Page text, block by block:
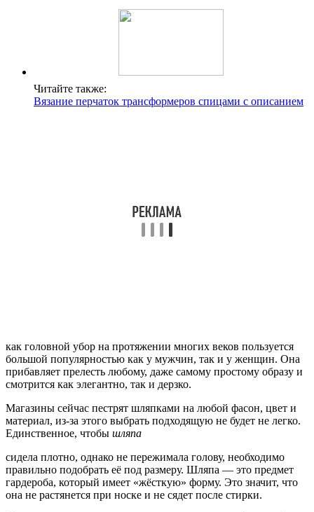
Читайте также:
Вязание перчаток трансформеров спицами с описанием
как головной убор на протяжении многих веков пользуется
большой популярностью как у мужчин, так и у женщин. Она
прибавляет прелесть любому, даже самому простому образу и
смотрится как элегантно, так и дерзко.
Магазины сейчас пестрят шляпками на любой фасон, цвет и
материал, из-за этого выбрать подходящую не будет не легко.
Единственное, чтобы шляпа
сидела плотно, однако не пережимала голову, необходимо
правильно подобрать её под размеру. Шляпа — это предмет
гардероба, который имеет «жёсткую» форму. Это значит, что
она не растянется при носке и не сядет после стирки.